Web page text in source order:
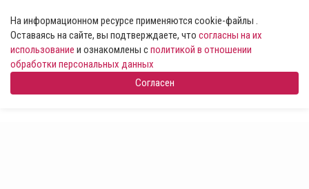
На информационном ресурсе применяются cookie-файлы .
Оставаясь на сайте, вы подтверждаете, что согласны на их
использование и ознакомлены сполитикой в отношении
обработки персональных данных
Согласен